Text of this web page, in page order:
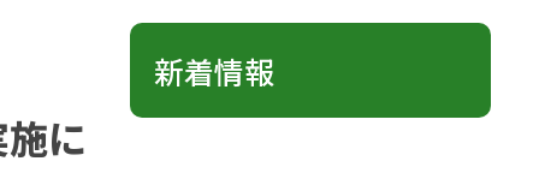
に
新着情報